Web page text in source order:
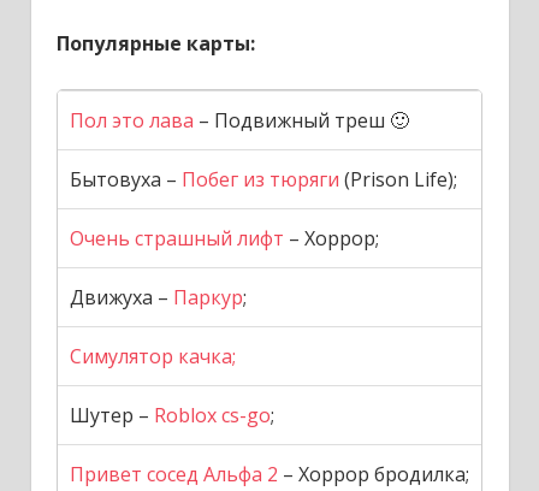
Популярные карты:
Пол это лава – Подвижный треш 🙂
Бытовуха – Побег из тюряги (Prison Life);
Очень страшный лифт – Хоррор;
Движуха – Паркур;
Симулятор качка;
Шутер – Roblox cs-go;
Привет сосед Альфа 2 – Хоррор бродилка;